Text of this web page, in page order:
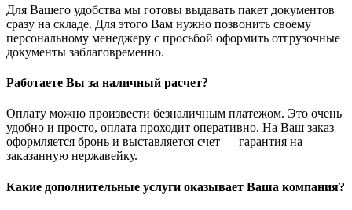
Для Вашего удобства мы готовы выдавать пакет документов
сразу на складе. Для этого Вам нужно позвонить своему
персональному менеджеру с просьбой оформить отгрузочные
документы заблаговременно.
Работаете Вы за наличный расчет?
Оплату можно произвести безналичным платежом. Это очень
удобно и просто, оплата проходит оперативно. На Ваш заказ
оформляется бронь и выставляется счет — гарантия на
заказанную нержавейку.
Какие дополнительные услуги оказывает Ваша компания?